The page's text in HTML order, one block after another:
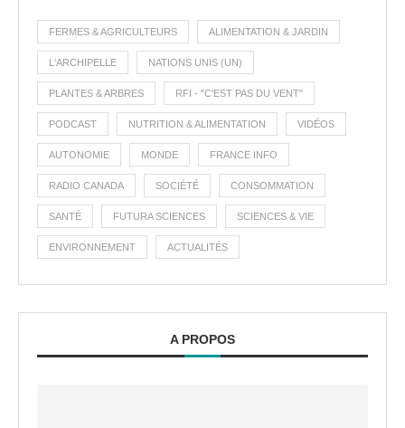
FERMES & AGRICULTEURS ALIMENTATION & JARDIN
L'ARCHIPELLE NATIONS UNIS (UN)
PLANTES & ARBRES RFI - "C'EST PAS DU VENT"
PODCAST NUTRITION & ALIMENTATION VIDÉOS
AUTONOMIE MONDE FRANCE INFO
RADIO CANADA SOCIÉTÉ CONSOMMATION
SANTÉ FUTURA SCIENCES SCIENCES & VIE
ENVIRONNEMENT ACTUALITÉS
A PROPOS